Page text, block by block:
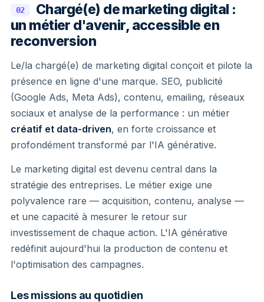
02
Chargé(e) de marketing digital :
un métier d'avenir, accessible en
reconversion
Le/la chargé(e) de marketing digital conçoit et pilote la
présence en ligne d'une marque. SEO, publicité
(Google Ads, Meta Ads), contenu, emailing, réseaux
sociaux et analyse de la performance : un métier
créatif et data-driven, en forte croissance et
profondément transformé par l'IA générative.
Le marketing digital est devenu central dans la
stratégie des entreprises. Le métier exige une
polyvalence rare — acquisition, contenu, analyse —
et une capacité à mesurer le retour sur
investissement de chaque action. L'IA générative
redéfinit aujourd'hui la production de contenu et
l'optimisation des campagnes.
Les missions au quotidien